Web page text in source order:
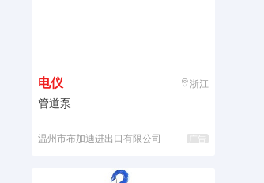
电仪 浙江
管道泵
温州市布加迪进出口有限公司 广告